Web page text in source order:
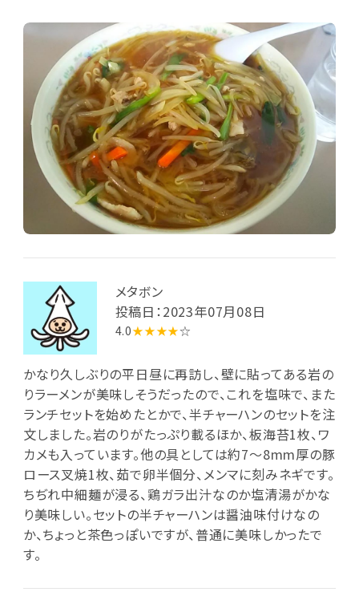
メタボン
投稿日：2023年07月08日
4.0★★★★☆
かなり久しぶりの平日昼に再訪し、壁に貼ってある岩の
りラーメンが美味しそうだったので、これを塩味で、また
ランチセットを始めたとかで、半チャーハンのセットを注
文しました。岩のりがたっぷり載るほか、板海苔1枚、ワ
カメも入っています。他の具としては約7～8mm厚の豚
ロース叉焼1枚、茹で卵半個分、メンマに刻みネギです。
ちぢれ中細麺が浸る、鶏ガラ出汁なのか塩清湯がかな
り美味しい。セットの半チャーハンは醤油味付けなの
か、ちょっと茶色っぽいですが、普通に美味しかったで
す。